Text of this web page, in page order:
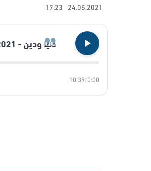
24.05.2021
17:23
دنيا ودين - 06.05.2021
0:00
/
10:39